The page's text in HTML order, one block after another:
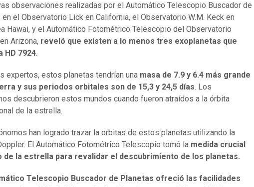
observaciones realizadas por el Automático Telescopio Buscador de
el Observatorio Lick en California, el Observatorio W.M. Keck en
Hawai, y el Automático Fotométrico Telescopio del Observatorio
Arizona, reveló que existen a lo menos tres exoplanetas que
HD 7924.
expertos, estos planetas tendrían una masa de 7.9 y 6.4 más grande
y sus periodos orbitales son de 15,3 y 24,5 días. Los
descubrieron estos mundos cuando fueron atraídos a la órbita
de la estrella.
han logrado trazar la orbitas de estos planetas utilizando la
El Automático Fotométrico Telescopio tomó la medida crucial
de la estrella para revalidar el descubrimiento de los planetas.
Telescopio Buscador de Planetas ofreció las facilidades